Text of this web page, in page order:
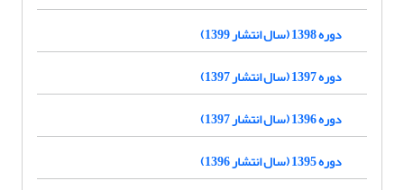
دوره 1398 (سال انتشار 1399)
دوره 1397 (سال انتشار 1397)
دوره 1396 (سال انتشار 1397)
دوره 1395 (سال انتشار 1396)